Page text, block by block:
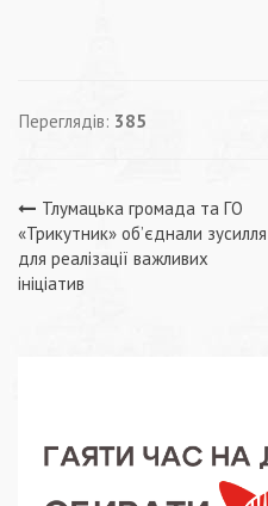
Переглядів: 385
Навігація
записів
Тлумацька громада та ГО
«Трикутник» об’єднали зусилля
для реалізації важливих
ініціатив